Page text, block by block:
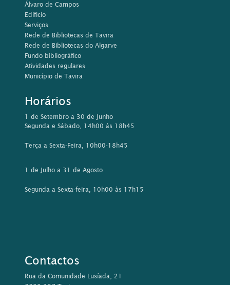
Álvaro de Campos
Edifício
Serviços
Rede de Bibliotecas de Tavira
Rede de Bibliotecas do Algarve
Fundo bibliográfico
Atividades regulares
Município de Tavira
Horários
1 de Setembro a 30 de Junho
Segunda e Sábado, 14h00 às 18h45
Terça a Sexta-Feira, 10h00-18h45
1 de Julho a 31 de Agosto
Segunda a Sexta-feira, 10h00 às 17h15
Contactos
Rua da Comunidade Lusíada, 21